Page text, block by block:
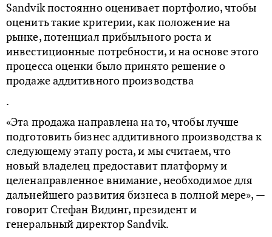
Sandvik постоянно оценивает портфолио, чтобы
оценить такие критерии, как положение на
рынке, потенциал прибыльного роста и
инвестиционные потребности, и на основе этого
процесса оценки было принято решение о
продаже аддитивного производства
.
«Эта продажа направлена на то, чтобы лучше
подготовить бизнес аддитивного производства к
следующему этапу роста, и мы считаем, что
новый владелец предоставит платформу и
целенаправленное внимание, необходимое для
дальнейшего развития бизнеса в полной мере», —
говорит Стефан Видинг, президент и
генеральный директор Sandvik.